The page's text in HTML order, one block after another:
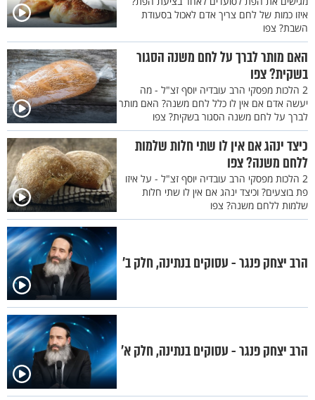
איזו כמות של לחם צריך אדם לאכול בסעודת
השבת? צפו
האם מותר לברך על לחם משנה הסגור
בשקית? צפו
2 הלכות מפסקי הרב עובדיה יוסף זצ"ל - מה
יעשה אדם אם אין לו כלל לחם משנה? האם מותר
לברך על לחם משנה הסגור בשקית? צפו
כיצד ינהג אם אין לו שתי חלות שלמות
ללחם משנה? צפו
2 הלכות מפסקי הרב עובדיה יוסף זצ"ל - על איזו
פת בוצעים? וכיצד ינהג אם אין לו שתי חלות
שלמות ללחם משנה? צפו
הרב יצחק פנגר - עסוקים בנתינה, חלק ב’
הרב יצחק פנגר - עסוקים בנתינה, חלק א’